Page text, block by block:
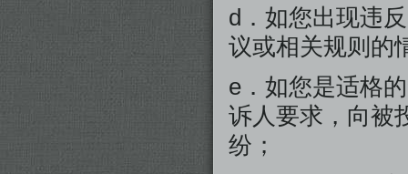
d．如您出现违
议或相关规则的
e．如您是适格
诉人要求，向被
纷；